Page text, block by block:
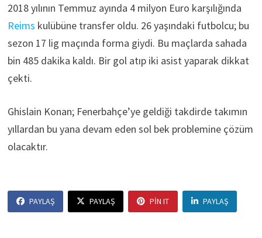
2018 yılının Temmuz ayında 4 milyon Euro karşılığında
Reims kulübüne transfer oldu. 26 yaşındaki futbolcu; bu
sezon 17 lig maçında forma giydi. Bu maçlarda sahada
bin 485 dakika kaldı. Bir gol atıp iki asist yaparak dikkat
çekti.
Ghislain Konan; Fenerbahçe’ye geldiği takdirde takımın
yıllardan bu yana devam eden sol bek problemine çözüm
olacaktır.
PAYLAŞ PAYLAŞ PIN IT PAYLAŞ